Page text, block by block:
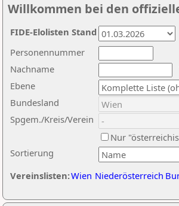
Willkommen bei den
Nachname
Ebene
Sortierung
Personennummer
Bundesland
Spgem./Kreis/Verein
Nur
Vereinslisten:Wien Niederösterreich
FIDE-Elolisten Stand